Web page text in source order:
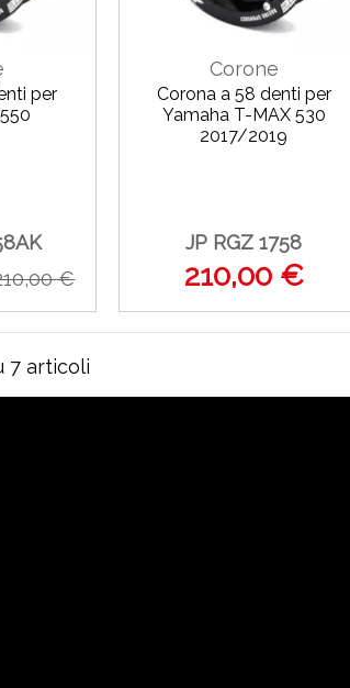
per
€
Corone
Corona a 58 denti per
Yamaha T-MAX 530
2017/2019
JP RGZ 1758
210,00 €
7 articoli